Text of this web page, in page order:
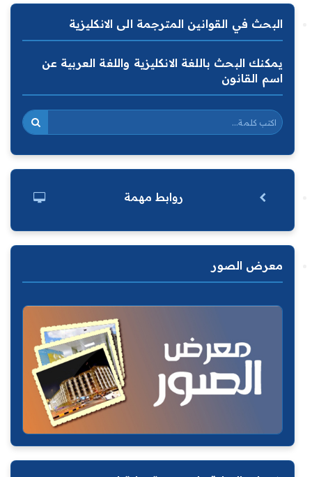
البحث في القوانين المترجمة الى الانكليزية
يمكنك البحث باللغة الانكليزية واللغة العربية عن
اسم القانون
روابط مهمة
معرض الصور